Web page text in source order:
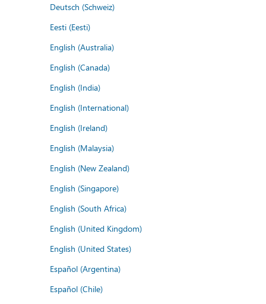
Deutsch (Schweiz)
Eesti (Eesti)
English (Australia)
English (Canada)
English (India)
English (International)
English (Ireland)
English (Malaysia)
English (New Zealand)
English (Singapore)
English (South Africa)
English (United Kingdom)
English (United States)
Español (Argentina)
Español (Chile)